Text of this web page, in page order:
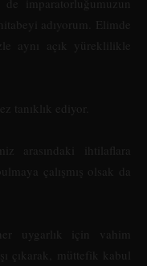
adıyorum. Elimde
aynı açık yüreklilikle
tanıklık ediyor.
arasındaki ihtilaflara
çalışmış olsak da
uygarlık için vahim
çıkarak, müttefik kabul